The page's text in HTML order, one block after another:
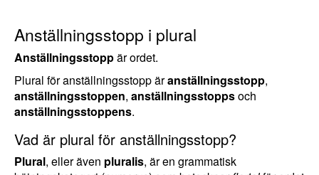
Anställningsstopp i plural
Anställningsstoppär ordet.
Plural för anställningsstopp äranställningsstopp,
anställningsstoppen, anställningsstoppsoch
anställningsstoppens.
Vad är plural för anställningsstopp?
Plural, eller även pluralis, är en grammatisk